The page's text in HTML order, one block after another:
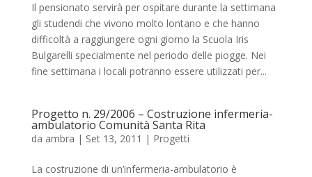
Il pensionato servirà per ospitare durante la settimana
gli studendi che vivono molto lontano e che hanno
difficoltà a raggiungere ogni giorno la Scuola Iris
Bulgarelli specialmente nel periodo delle piogge. Nei
fine settimana i locali potranno essere utilizzati per...
Progetto n. 29/2006 – Costruzione infermeria-
ambulatorio Comunità Santa Rita
da ambra | Set 13, 2011 | Progetti
La costruzione di un’infermeria-ambulatorio è